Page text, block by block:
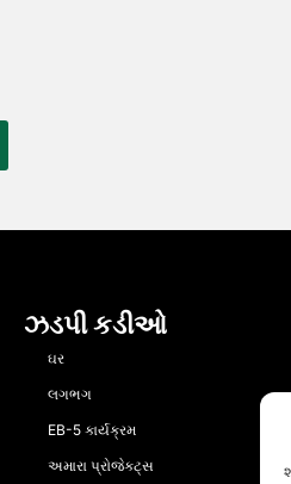
ઝડપી કડીઓ
ઘર
લગભગ
EB-5 કાર્યક્રમ
અમારા પ્રોજેક્ટ્સ